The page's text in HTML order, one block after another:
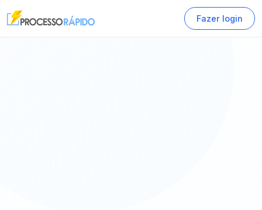
Fazer login